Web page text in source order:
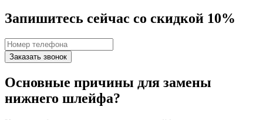
Запишитесь сейчас со скидкой 10%
Заказать звонок
Основные причины для замены
нижнего шлейфа?